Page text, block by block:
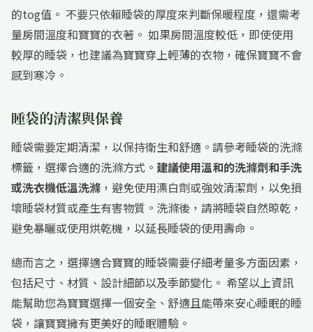
的tog值。 不要只依賴睡袋的厚度來判斷保暖程度，還需考
量房間溫度和寶寶的衣著。 如果房間溫度較低，即使使用
較厚的睡袋，也建議為寶寶穿上輕薄的衣物，確保寶寶不會
感到寒冷。
睡袋的清潔與保養
睡袋需要定期清潔，以保持衛生和舒適。請參考睡袋的洗滌
標籤，選擇合適的洗滌方式。 建議使用溫和的洗滌劑和手洗
或洗衣機低溫洗滌 ，避免使用漂白劑或強效清潔劑，以免損
壞睡袋材質或產生有害物質。洗滌後，請將睡袋自然晾乾，
避免暴曬或使用烘乾機，以延長睡袋的使用壽命。
總而言之，選擇適合寶寶的睡袋需要仔細考量多方面因素，
包括尺寸、材質、設計細節以及季節變化。 希望以上資訊
能幫助您為寶寶選擇一個安全、舒適且能帶來安心睡眠的睡
袋，讓寶寶擁有更美好的睡眠體驗。